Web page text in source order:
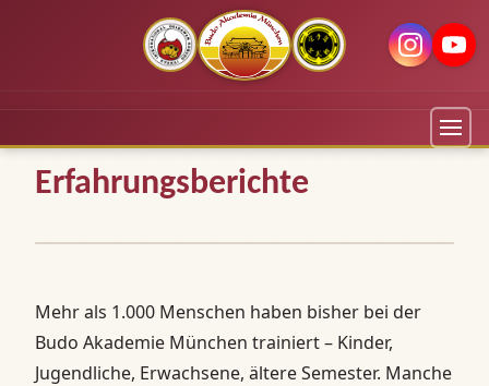
Erfahrungsberichte
Mehr als 1.000 Menschen haben bisher bei der
Budo Akademie München trainiert – Kinder,
Jugendliche, Erwachsene, ältere Semester. Manche